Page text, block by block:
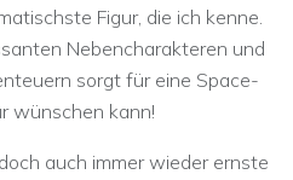
Figur, die ich kenne.
Nebencharakteren und
sorgt für eine Space-
wünschen kann!
auch immer wieder ernste